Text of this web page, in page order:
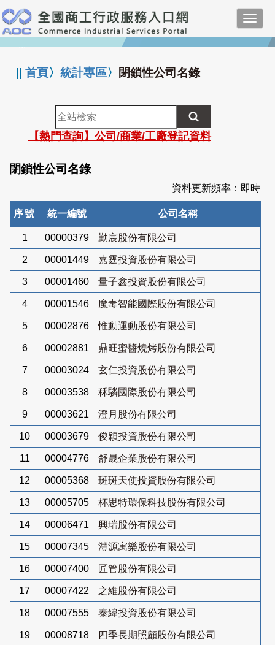
跳
到
主
要
:::
||首頁〉統計專區〉 閉鎖性公司名錄
全
站
檢
索
【熱門查詢】公司/商業/工廠登記資料
閉鎖性公司名錄
資料更新頻率：即時
序號 統一編號 公司名稱
1 00000379 勤宸股份有限公司
2 00001449 嘉霆投資股份有限公司
3 00001460 量子鑫投資股份有限公司
4 00001546 魔毒智能國際股份有限公司
5 00002876 惟動運動股份有限公司
6 00002881 鼎旺蜜醬燒烤股份有限公司
7 00003024 玄仁投資股份有限公司
8 00003538 秝驎國際股份有限公司
9 00003621 澄月股份有限公司
10 00003679 俊穎投資股份有限公司
11 00004776 舒晟企業股份有限公司
12 00005368 斑斑天使投資股份有限公司
13 00005705 杯思特環保科技股份有限公司
14 00006471 興瑞股份有限公司
15 00007345 灃源寓樂股份有限公司
16 00007400 匠管股份有限公司
17 00007422 之維股份有限公司
18 00007555 泰緯投資股份有限公司
19 00008718 四季長期照顧股份有限公司